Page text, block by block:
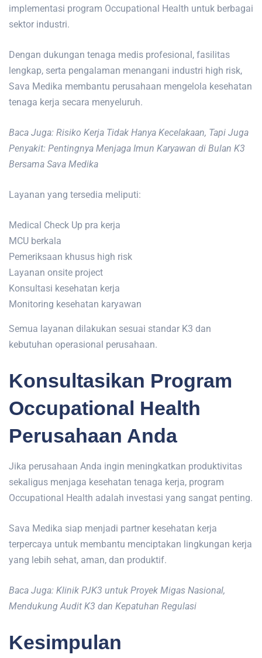
implementasi program Occupational Health untuk berbagai
sektor industri.
Dengan dukungan tenaga medis profesional, fasilitas
lengkap, serta pengalaman menangani industri high risk,
Sava Medika membantu perusahaan mengelola kesehatan
tenaga kerja secara menyeluruh.
Baca Juga: Risiko Kerja Tidak Hanya Kecelakaan, Tapi Juga
Penyakit: Pentingnya Menjaga Imun Karyawan di Bulan K3
Bersama Sava Medika
Layanan yang tersedia meliputi:
Medical Check Up pra kerja
MCU berkala
Pemeriksaan khusus high risk
Layanan onsite project
Konsultasi kesehatan kerja
Monitoring kesehatan karyawan
Semua layanan dilakukan sesuai standar K3 dan
kebutuhan operasional perusahaan.
Konsultasikan Program
Occupational Health
Perusahaan Anda
Jika perusahaan Anda ingin meningkatkan produktivitas
sekaligus menjaga kesehatan tenaga kerja, program
Occupational Health adalah investasi yang sangat penting.
Sava Medika siap menjadi partner kesehatan kerja
terpercaya untuk membantu menciptakan lingkungan kerja
yang lebih sehat, aman, dan produktif.
Baca Juga: Klinik PJK3 untuk Proyek Migas Nasional,
Mendukung Audit K3 dan Kepatuhan Regulasi
Kesimpulan